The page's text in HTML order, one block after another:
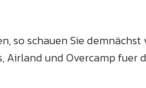
so schauen Sie demnächst
und Overcamp fuer